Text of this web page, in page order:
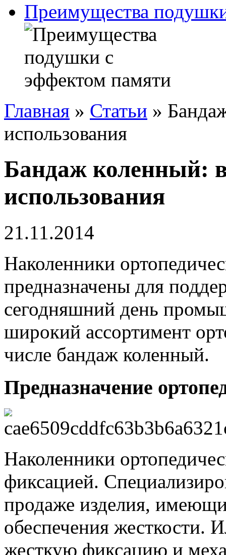
Преимущества
Главная » Статьи »
использования
Бандаж коленный:
использования
21.11.2014
Наколенники
предназначены для
сегодняшний день
широкий ассортимент
числе бандаж коленный.
Предназначение
Наколенники
фиксацией.
продаже изделия,
обеспечения
жесткую фиксацию и